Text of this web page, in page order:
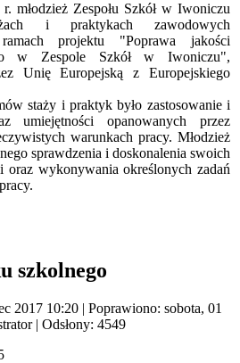
młodzież Zespołu Szkół w Iwoniczu
i praktykach zawodowych
projektu "Poprawa jakości
w Zespole Szkół w Iwoniczu",
Unię Europejską z Europejskiego
staży i praktyk było zastosowanie i
umiejętności opanowanych przez
warunkach pracy. Młodzież
sprawdzenia i doskonalenia swoich
wykonywania określonych zadań
szkolnego
2017 10:20 | Poprawiono: sobota, 01
| Odsłony: 4549